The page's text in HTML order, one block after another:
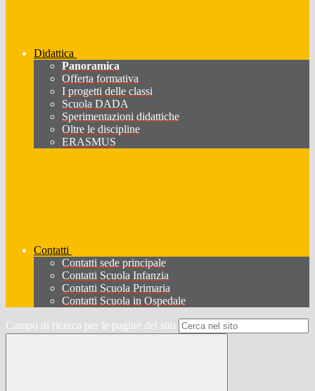
Didattica
Panoramica
Offerta formativa
I progetti delle classi
Scuola DADA
Sperimentazioni didattiche
Oltre le discipline
ERASMUS
Contatti
Contatti sede principale
Contatti Scuola Infanzia
Contatti Scuola Primaria
Contatti Scuola in Ospedale
Campo di ricerca per le pagine del sito